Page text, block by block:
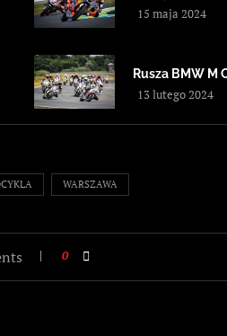
15 maja 2024
Rusza BMW M
13 lutego 2024
WARSZAWA
0